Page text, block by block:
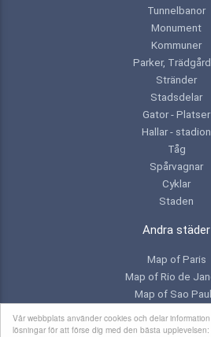
Vår webbplats använder cookies och delar
lösningar för att förse dig med den bästa
Tunnelbanor
Monument
Kommuner
Parker,
Stränder
Stadsdelar
Gator - Platser
Hallar - stadion
Tåg
Spårvagnar
Cyklar
Staden
Andra städer
Map of Paris
Map of Rio de
Map of Sao